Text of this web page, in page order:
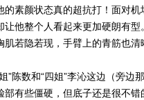
的素颜状态真的超抗打！面对
他整个人看起来更加硬朗有型。
肌若隐若现，手臂上的青筋也
”陈数和“四姐”李沁这边（旁
有些僵硬，但底子还是很不错